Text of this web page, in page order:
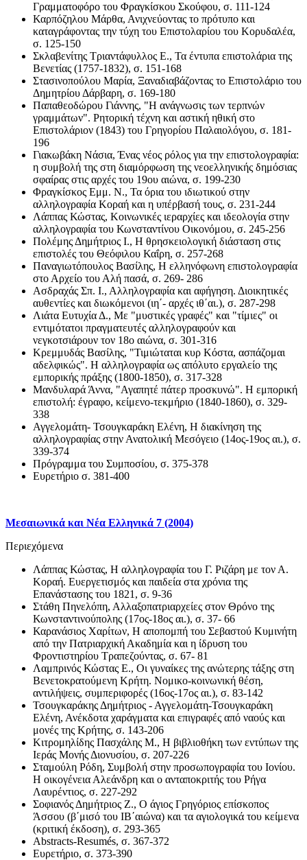
Γραμματοφόρο του Φραγκίσκου Σκούφου, σ. 111-124
Καρπόζηλου Μάρθα, Ανιχνεύοντας το πρότυπο και
καταγράφοντας την τύχη του Επιστολαρίου του Κορυδαλέα,
σ. 125-150
Σκλαβενίτης Τριαντάφυλλος Ε., Τα έντυπα επιστολάρια της
Βενετίας (1757-1832), σ. 151-168
Στασινοπούλου Μαρία, Ξαναδιαβάζοντας το Επιστολάριο του
Δημητρίου Δάρβαρη, σ. 169-180
Παπαθεοδώρου Γιάννης, "Η ανάγνωσις των τερπνών
γραμμάτων". Ρητορική τέχνη και αστική ηθική στο
Επιστολάριον (1843) του Γρηγορίου Παλαιολόγου, σ. 181-
196
Γιακωβάκη Νάσια, Ένας νέος ρόλος για την επιστολογραφία:
η συμβολή της στη διαμόρφωση της νεοελληνικής δημόσιας
σφαίρας στις αρχές του 19ου αιώνα, σ. 199-230
Φραγκίσκος Εμμ. Ν., Τα όρια του ιδιωτικού στην
αλληλογραφία Κοραή και η υπέρβασή τους, σ. 231-244
Λάππας Κώστας, Κοινωνικές ιεραρχίες και ιδεολογία στην
αλληλογραφία του Κωνσταντίνου Οικονόμου, σ. 245-256
Πολέμης Δημήτριος Ι., Η θρησκειολογική διάσταση στις
επιστολές του Θεόφιλου Καΐρη, σ. 257-268
Παναγιωτόπουλος Βασίλης, Η ελληνόφωνη επιστολογραφία
στο Αρχείο του Αλή πασά, σ. 269- 286
Ασδραχάς Σπ. Ι., Αλληλογραφία και αφήγηση. Διοικητικές
αυθεντίες και διωκόμενοι (ιη΄- αρχές ιθ΄αι.), σ. 287-298
Λιάτα Ευτυχία Δ., Με "μυστικές γραφές" και "τίμιες" οι
εντιμότατοι πραγματευτές αλληλογραφούν και
νεγκοτσιάρουν τον 18ο αιώνα, σ. 301-316
Κρεμμυδάς Βασίλης, "Τιμιώταται κυρ Κόστα, ασπάζομαι
αδελφικώς". Η αλληλογραφία ως απόλυτο εργαλείο της
εμπορικής πράξης (1800-1850), σ. 317-328
Μανδυλαρά Άννα, "Αγαπητέ πάτερ προσκυνώ". Η εμπορική
επιστολή: έγραφο, κείμενο-τεκμήριο (1840-1860), σ. 329-
338
Αγγελομάτη- Τσουγκαράκη Ελένη, Η διακίνηση της
αλληλογραφίας στην Ανατολική Μεσόγειο (14ος-19ος αι.), σ.
339-374
Πρόγραμμα του Συμποσίου, σ. 375-378
Ευρετήριο σ. 381-400
Μεσαιωνικά και Νέα Ελληνικά 7 (2004)
Περιεχόμενα
Λάππας Κώστας, Η αλληλογραφία του Γ. Ριζάρη με τον Α.
Κοραή. Ευεργετισμός και παιδεία στα χρόνια της
Επανάστασης του 1821, σ. 9-36
Στάθη Πηνελόπη, Αλλαξοπατριαρχείες στον Θρόνο της
Κωνσταντινούπολης (17ος-18ος αι.), σ. 37- 66
Καρανάσιος Χαρίτων, Η αποπομπή του Σεβαστού Κυμινήτη
από την Πατριαρχική Ακαδημία και η ίδρυση του
Φροντιστηρίου Τραπεζούντας, σ. 67- 81
Λαμπρινός Κώστας Ε., Οι γυναίκες της ανώτερης τάξης στη
Βενετοκρατούμενη Κρήτη. Νομικο-κοινωνική θέση,
αντιλήψεις, συμπεριφορές (16ος-17ος αι.), σ. 83-142
Τσουγκαράκης Δημήτριος - Αγγελομάτη-Τσουγκαράκη
Ελένη, Ανέκδοτα χαράγματα και επιγραφές από ναούς και
μονές της Κρήτης, σ. 143-206
Κιτρομηλίδης Πασχάλης Μ., Η βιβλιοθήκη των εντύπων της
Ιεράς Μονής Διονυσίου, σ. 207-226
Σταμούλη Ρόδη, Συμβολή στην προσωπογραφία του Ιονίου.
Η οικογένεια Αλεάνδρη και ο ανταποκριτής του Ρήγα
Λαυρέντιος, σ. 227-292
Σοφιανός Δημήτριος Ζ., Ο άγιος Γρηγόριος επίσκοπος
Άσσου (β΄μισό του ΙΒ΄αιώνα) και τα αγιολογικά του κείμενα
(κριτική έκδοση), σ. 293-365
Abstracts-Resumés, σ. 367-372
Ευρετήριο, σ. 373-390